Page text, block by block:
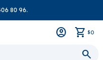
80 96.
$0